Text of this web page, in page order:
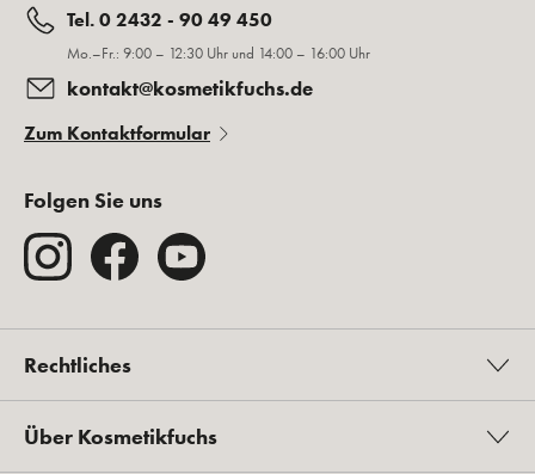
Tel. 0 2432 - 90 49 450
Mo.–Fr.: 9:00 – 12:30 Uhr und 14:00 – 16:00 Uhr
kontakt@kosmetikfuchs.de
Zum Kontaktformular
Folgen Sie uns
Rechtliches
Über Kosmetikfuchs